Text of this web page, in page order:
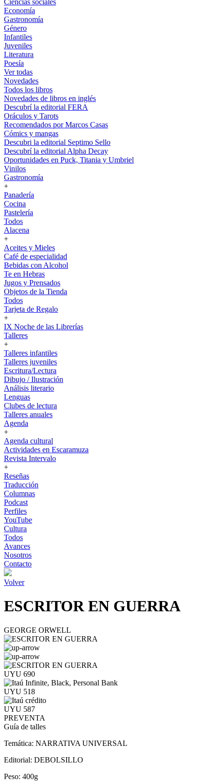
Ciencias sociales
Economía
Gastronomía
Género
Infantiles
Juveniles
Literatura
Poesía
Ver todas
Novedades
Todos los libros
Novedades de libros en inglés
Descubrí la editorial FERA
Oráculos y Tarots
Recomendados por Marcos Casas
Cómics y mangas
Descubri la editorial Septimo Sello
Descubrí la editorial Alpha Decay
Oportunidades en Puck, Titania y Umbriel
Vinilos
Gastronomía
+
Panadería
Cocina
Pastelería
Todos
Alacena
+
Aceites y Mieles
Café de especialidad
Bebidas con Alcohol
Te en Hebras
Jugos y Prensados
Objetos de la Tienda
Todos
Tarjeta de Regalo
+
IX Noche de las Librerías
Talleres
+
Talleres infantiles
Talleres juveniles
Escritura/Lectura
Dibujo / Ilustración
Análisis literario
Lenguas
Clubes de lectura
Talleres anuales
Agenda
+
Agenda cultural
Actividades en Escaramuza
Revista Intervalo
+
Reseñas
Traducción
Columnas
Podcast
Perfiles
YouTube
Cultura
Todos
Avances
Nosotros
Contacto
Volver
ESCRITOR EN GUERRA
GEORGE ORWELL
UYU 690
UYU 518
UYU 587
PREVENTA
Guía de talles
Temática: NARRATIVA UNIVERSAL
Editorial: DEBOLSILLO
Peso: 400g